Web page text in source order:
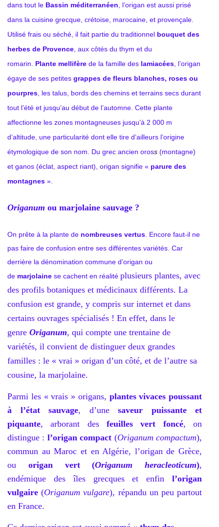
dans tout le Bassin méditerranéen , l’origan est aussi prisé
dans la cuisine grecque, crétoise, marocaine, et provençale.
Utilisé frais ou séché, il fait partie du traditionnel bouquet des
herbes de Provence , aux côtés du thym et du
romarin. Plante mellifère de la famille des lamiacées , l’origan
égaye de ses petites grappes de fleurs blanches, roses ou
pourpres , les talus, bords des chemins et terrains secs durant
tout l’été et jusqu’au début de l’automne. Cette plante
affectionne les zones montagneuses jusqu’à 2 000 m
d’altitude, une particularité dont elle tire d’ailleurs l’origine
étymologique de son nom. Du grec ancien oross (montagne)
et ganos (éclat, aspect riant), origan signifie « parure des
montagnes ».
Origanum ou marjolaine sauvage ?
On prête à la plante de nombreuses vertus . Encore faut-il ne
pas faire de confusion entre ses différentes variétés. Car
derrière la dénomination commune d’origan ou
de marjolaine se cachent en réalité plusieurs plantes, avec
des profils botaniques et médicinaux différents. La
confusion est grande, y compris sur internet et dans
certains ouvrages spécialisés ! En effet, dans le
genre Origanum, qui compte une trentaine de
variétés, il convient de distinguer deux grandes
familles : le « vrai » origan d’un côté, et de l’autre sa
cousine, la marjolaine.
Parmi les « vrais » origans, plantes vivaces poussant
à l’état sauvage, d’unesaveur puissante et
piquante, arborant desfeuilles vert foncé, on
distingue : l’origan compact (Origanum compactum),
commun au Maroc et en Algérie, l’origan de Grèce,
ou origan vert (Origanum heracleoticum),
endémique des îles grecques et enfin l’origan
vulgaire (Origanum vulgare), répandu un peu partout
en France.